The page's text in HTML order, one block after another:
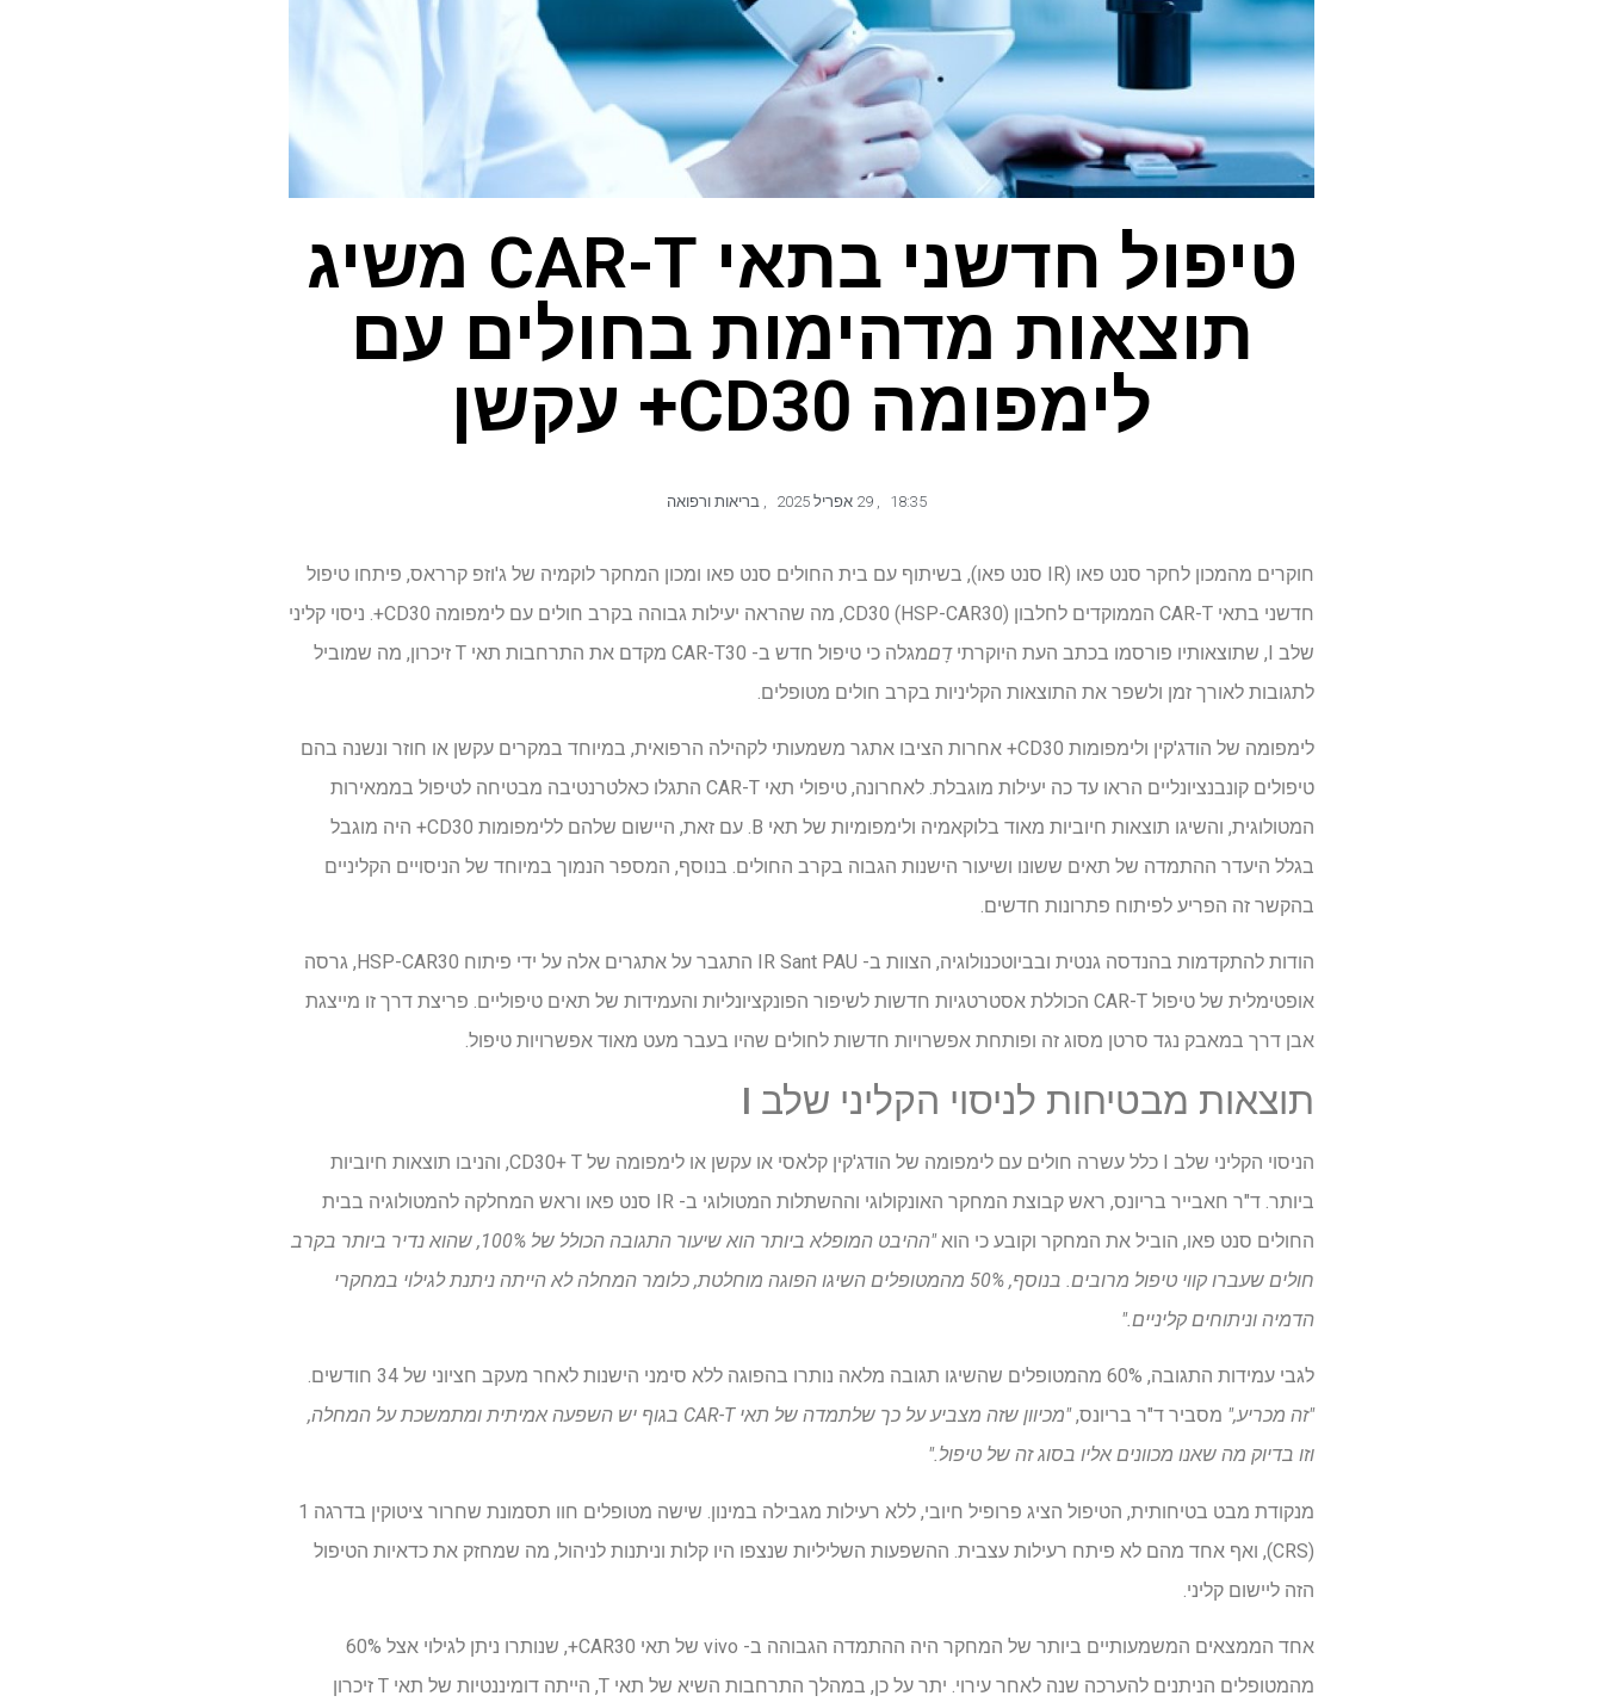
טיפול חדשני בתאי CAR-T משיג
תוצאות מדהימות בחולים עם
לימפומה CD30+ עקשן
18:35
,
, בריאות ורפואה
חוקרים מהמכון לחקר סנט פאו (IR סנט פאו), בשיתוף עם בית החולים סנט פאו ומכון המחקר לוקמיה של ג'וזפ קרראס, פיתחו טיפול
חדשני בתאי CAR-T הממוקדים לחלבון CD30 (HSP-CAR30), מה שהראה יעילות גבוהה בקרב חולים עם לימפומה CD30+. ניסוי קליני
שלב I, שתוצאותיו פורסמו בכתב העת היוקרתי
דָם
מגלה כי טיפול חדש ב- CAR-T30 מקדם את התרחבות תאי T זיכרון, מה שמוביל
לתגובות לאורך זמן ולשפר את התוצאות הקליניות בקרב חולים מטופלים.
לימפומה של הודג'קין ולימפומות CD30+ אחרות הציבו אתגר משמעותי לקהילה הרפואית, במיוחד במקרים עקשן או חוזר ונשנה בהם
טיפולים קונבנציונליים הראו עד כה יעילות מוגבלת. לאחרונה, טיפולי תאי CAR-T התגלו כאלטרנטיבה מבטיחה לטיפול בממאירות
המטולוגית, והשיגו תוצאות חיוביות מאוד בלוקאמיה ולימפומיות של תאי B. עם זאת, היישום שלהם ללימפומות CD30+ היה מוגבל
בגלל היעדר ההתמדה של תאים ששונו ושיעור הישנות הגבוה בקרב החולים. בנוסף, המספר הנמוך במיוחד של הניסויים הקליניים
בהקשר זה הפריע לפיתוח פתרונות חדשים.
הודות להתקדמות בהנדסה גנטית ובביוטכנולוגיה, הצוות ב- IR Sant PAU התגבר על אתגרים אלה על ידי פיתוח HSP-CAR30, גרסה
אופטימלית של טיפול CAR-T הכוללת אסטרטגיות חדשות לשיפור הפונקציונליות והעמידות של תאים טיפוליים. פריצת דרך זו מייצגת
אבן דרך במאבק נגד סרטן מסוג זה ופותחת אפשרויות חדשות לחולים שהיו בעבר מעט מאוד אפשרויות טיפול.
תוצאות מבטיחות לניסוי הקליני שלב I
הניסוי הקליני שלב I כלל עשרה חולים עם לימפומה של הודג'קין קלאסי או עקשן או לימפומה של CD30+ T, והניבו תוצאות חיוביות
ביותר. ד"ר חאבייר בריונס, ראש קבוצת המחקר האונקולוגי וההשתלות המטולוגי ב- IR סנט פאו וראש המחלקה להמטולוגיה בבית
החולים סנט פאו, הוביל את המחקר וקובע כי הוא
"ההיבט המופלא ביותר הוא שיעור התגובה הכולל של 100%, שהוא נדיר ביותר בקרב
חולים שעברו קווי טיפול מרובים. בנוסף, 50% מהמטופלים השיגו הפוגה מוחלטת, כלומר המחלה לא הייתה ניתנת לגילוי במחקרי
הדמיה וניתוחים קליניים."
לגבי עמידות התגובה, 60% מהמטופלים שהשיגו תגובה מלאה נותרו בהפוגה ללא סימני הישנות לאחר מעקב חציוני של 34 חודשים.
"זה מכריע," מסביר ד"ר בריונס,
"מכיוון שזה מצביע על כך שלתמדה של תאי CAR-T בגוף יש השפעה אמיתית ומתמשכת על המחלה,
וזו בדיוק מה שאנו מכוונים אליו בסוג זה של טיפול."
מנקודת מבט בטיחותית, הטיפול הציג פרופיל חיובי, ללא רעילות מגבילה במינון. שישה מטופלים חוו תסמונת שחרור ציטוקין בדרגה 1
(CRS), ואף אחד מהם לא פיתח רעילות עצבית. ההשפעות השליליות שנצפו היו קלות וניתנות לניהול, מה שמחזק את כדאיות הטיפול
הזה ליישום קליני.
אחד הממצאים המשמעותיים ביותר של המחקר היה ההתמדה הגבוהה ב- vivo של תאי CAR30+, שנותרו ניתן לגילוי אצל 60%
מהמטופלים הניתנים להערכה שנה לאחר עירוי. יתר על כן, במהלך התרחבות השיא של תאי T, הייתה דומיננטיות של תאי T זיכרון